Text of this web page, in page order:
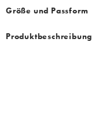
Größe und Passform
Produktbeschreibung